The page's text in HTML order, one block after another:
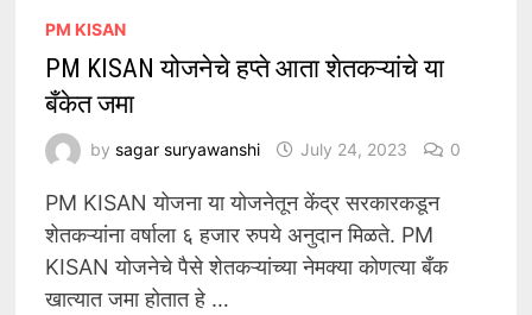
PM KISAN
PM KISAN योजनेचे हप्ते आता शेतकऱ्यांचे या
बँकेत जमा
by sagar suryawanshi July 24, 2023 0
PM KISAN योजना या योजनेतून केंद्र सरकारकडून
शेतकऱ्यांना वर्षाला ६ हजार रुपये अनुदान मिळते. PM
KISAN योजनेचे पैसे शेतकऱ्यांच्या नेमक्या कोणत्या बँक
खात्यात जमा होतात हे …